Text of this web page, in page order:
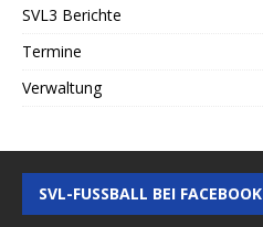
SVL3 Berichte
Termine
Verwaltung
SVL-FUSSBALL BEI FACEBOOK